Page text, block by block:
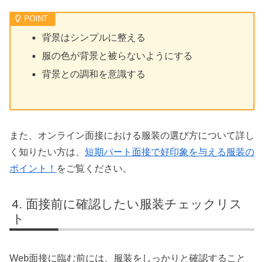
背景はシンプルに整える
服の色が背景と被らないようにする
背景との調和を意識する
また、オンライン面接における服装の選び方について詳し
く知りたい方は、 短期パート面接で好印象を与える服装の
ポイント！ をご覧ください。
面接前に確認したい服装チェックリス
ト
Web面接に臨む前には、服装をしっかりと確認すること